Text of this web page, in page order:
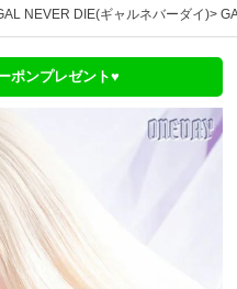
NEVER DIE(ギャルネバーダイ)
ポンプレゼント♥